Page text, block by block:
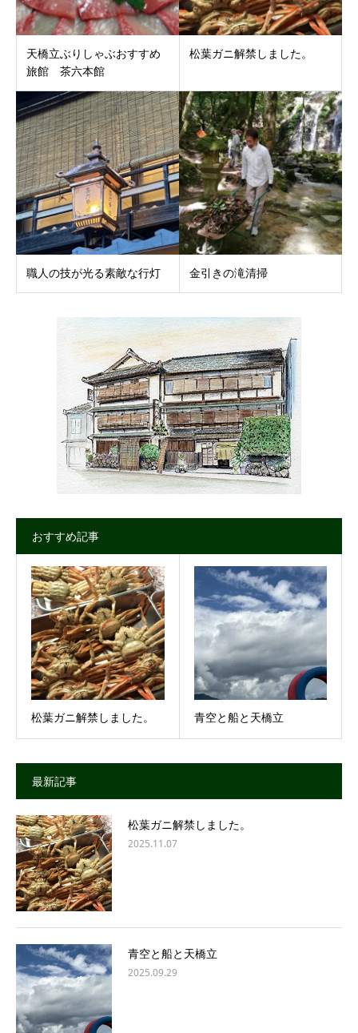
天橋立ぶりしゃぶおすすめ
旅館 茶六本館
松葉ガニ解禁しました。
職人の技が光る素敵な行灯 金引きの滝清掃
おすすめ記事
松葉ガニ解禁しました。 青空と船と天橋立
最新記事
松葉ガニ解禁しました。
2025.11.07
青空と船と天橋立
2025.09.29